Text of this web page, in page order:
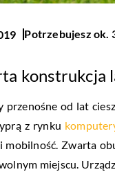
Potrzebujesz ok.
konstrukcja
od lat
z rynku
mobilność. Zwarta
miejscu.